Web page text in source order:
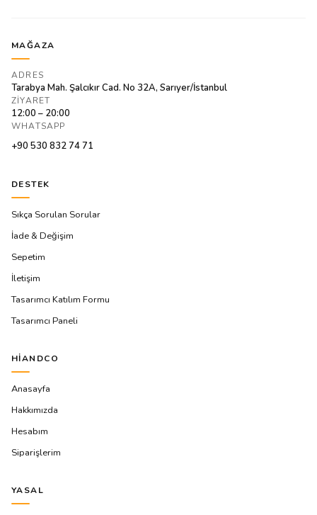
MAĞAZA
ADRES
Tarabya Mah. Şalcıkır Cad. No 32A, Sarıyer/İstanbul
ZIYARET
12:00 – 20:00
WHATSAPP
+90 530 832 74 71
DESTEK
Sıkça Sorulan Sorular
İade & Değişim
Sepetim
İletişim
Tasarımcı Katılım Formu
Tasarımcı Paneli
HIANDCO
Anasayfa
Hakkımızda
Hesabım
Siparişlerim
YASAL